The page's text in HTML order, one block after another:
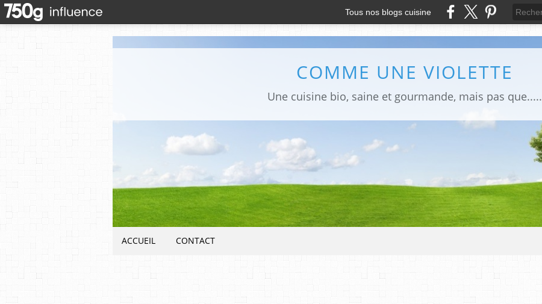
Tous nos blogs cuisine
COMME UNE VIOLETTE
Une cuisine bio, saine et gourmande, mais pas que.....
ACCUEIL CONTACT